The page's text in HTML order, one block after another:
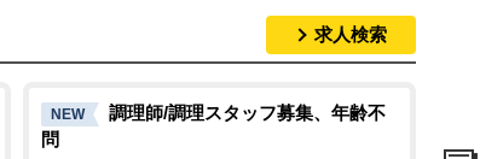
求人検索
NEW
調理師/調理スタッフ募集、年齢不
問